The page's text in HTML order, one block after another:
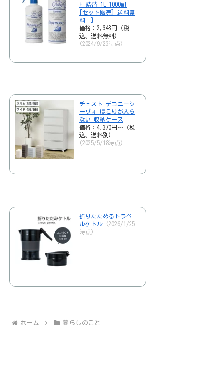
+ 詰替 1L 1000ml
[セット販売] 送料無
料 ]
価格：2,343円（税
込、送料無料)
(2024/9/23時点)
チェスト デコニーシ
ーヴォ ほこりが入ら
ない 収納ケース
価格：4,370円～（税
込、送料別)
(2025/5/18時点)
折りたためるトラベ
ルケトル
(2026/1/25
時点)
ホーム 暮らしのこと